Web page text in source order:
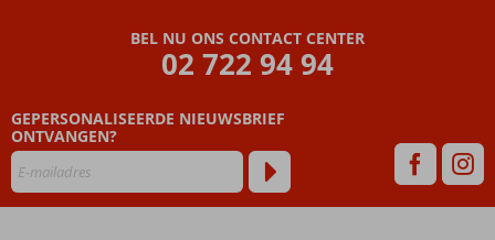
Beoordelingen
dan
48
niet
BEL NU ONS CONTACT CENTER
02 722 94 94
GEPERSONALISEERDE NIEUWSBRIEF
ONTVANGEN?